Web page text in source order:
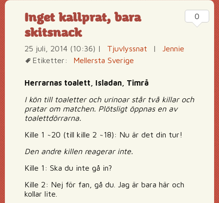
Inget kallprat, bara
skitsnack
25 juli, 2014 (10:36) | Tjuvlyssnat |
Jennie
Etiketter:
Mellersta Sverige
Herrarnas toalett, Isladan, Timrå
I kön till toaletter och urinoar står två killar och
pratar om matchen. Plötsligt öppnas en av
toalettdörrarna.
Kille 1 ~20 (till kille 2 ~18): Nu är det din tur!
Den andre killen reagerar inte.
Kille 1: Ska du inte gå in?
Kille 2: Nej för fan, gå du. Jag är bara här och
kollar lite.
0